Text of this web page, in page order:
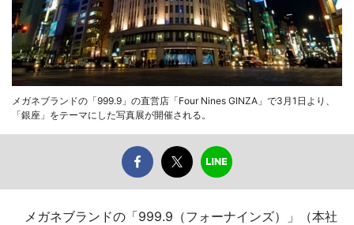
メガネブランドの「999.9」の直営店「Four Nines GINZA」で3月1日より、
「銀座」をテーマにした写真展が開催される。
メガネブランドの「999.9（フォーナインズ）」（本社